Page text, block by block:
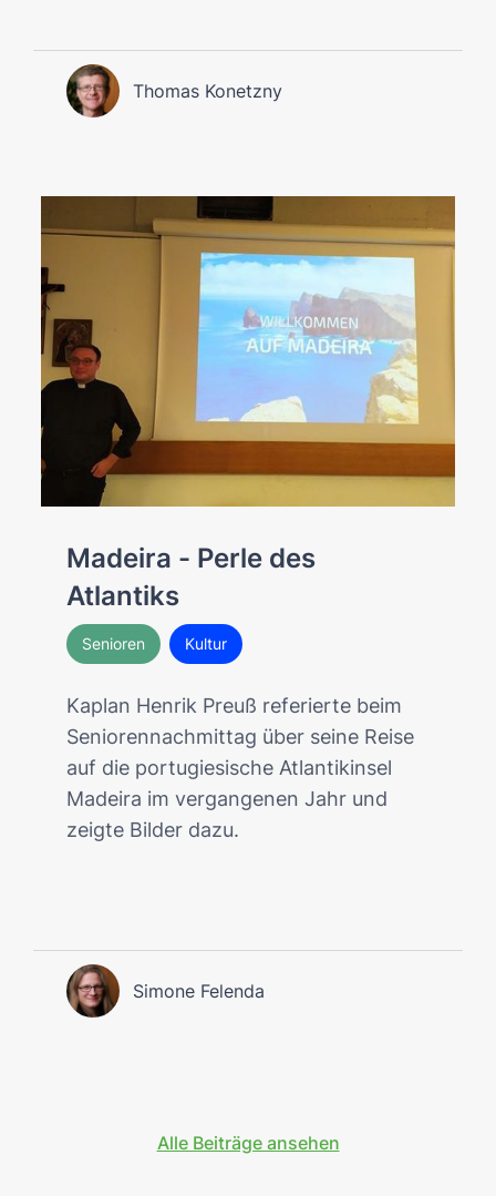
Thomas Konetzny
Madeira - Perle des
Atlantiks
Senioren Kultur
Kaplan Henrik Preuß referierte beim
Seniorennachmittag über seine Reise
auf die portugiesische Atlantikinsel
Madeira im vergangenen Jahr und
zeigte Bilder dazu.
Simone Felenda
Alle Beiträge ansehen